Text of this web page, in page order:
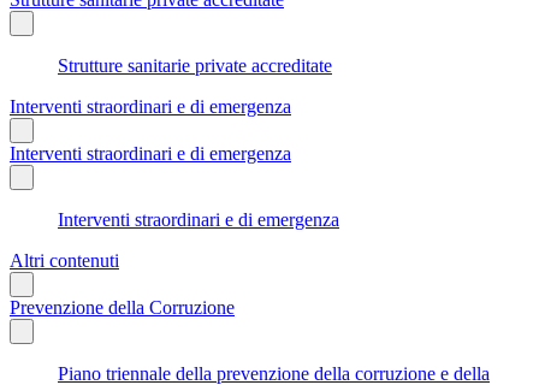
Strutture sanitarie private accreditate
Interventi straordinari e di emergenza
Interventi straordinari e di emergenza
Interventi straordinari e di emergenza
Altri contenuti
Prevenzione della Corruzione
Piano triennale della prevenzione della corruzione e della